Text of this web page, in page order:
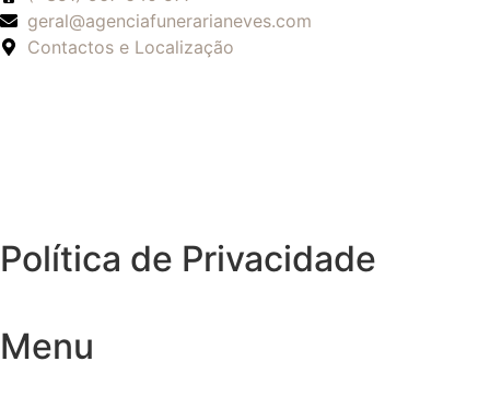
geral@agenciafunerarianeves.com
Contactos e Localização
Política de Privacidade
Menu